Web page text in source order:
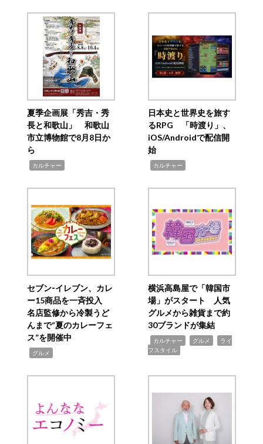
夏季企画展「秀吉・秀
長と和歌山」 和歌山
市立博物館で8月8日か
ら
カルチャー
日本史と世界史を旅す
るRPG 「時渡り」、
iOS/Androidで配信開
始
カルチャー
セブン‐イレブン、カレ
ー15商品を一斉投入
名店監修から冷製うど
んまで“夏のカレーフェ
ス”を開催中
グルメ
横浜高島屋で「韓国市
場」がスタート 人気
グルメから雑貨まで約
30ブランドが集結
カルチャー グルメ
ライ
フスタイル